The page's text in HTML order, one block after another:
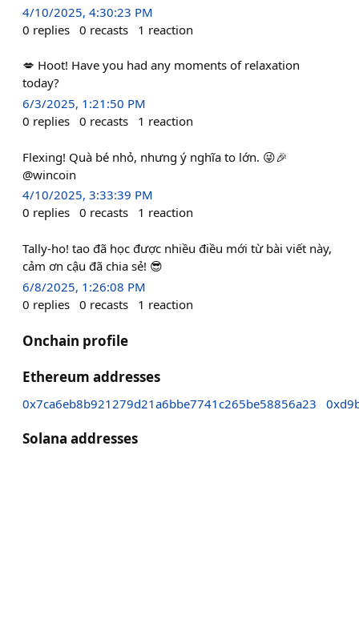
4/10/2025, 4:30:23 PM
0 replies 0 recasts 1 reaction
💋 Hoot! Have you had any moments of relaxation
today?
6/3/2025, 1:21:50 PM
0 replies 0 recasts 1 reaction
Flexing! Quà bé nhỏ, nhưng ý nghĩa to lớn. 😜🎉
@wincoin
4/10/2025, 3:33:39 PM
0 replies 0 recasts 1 reaction
Tally-ho! tao đã học được nhiều điều mới từ bài viết này,
cảm ơn cậu đã chia sẻ! 😎
6/8/2025, 1:26:08 PM
0 replies 0 recasts 1 reaction
Onchain profile
Ethereum addresses
0x7ca6eb8b921279d21a6bbe7741c265be58856a23
Solana addresses